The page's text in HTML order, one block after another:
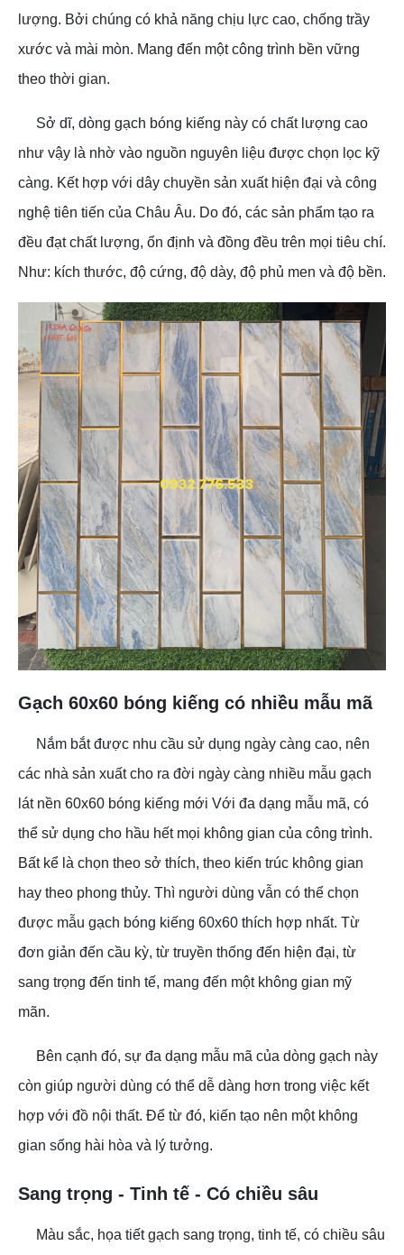
lượng. Bởi chúng có khả năng chịu lực cao, chống trầy
xước và mài mòn. Mang đến một công trình bền vững
theo thời gian.
Sở dĩ, dòng gạch bóng kiếng này có chất lượng cao
như vậy là nhờ vào nguồn nguyên liệu được chọn lọc kỹ
càng. Kết hợp với dây chuyền sản xuất hiện đại và công
nghệ tiên tiến của Châu Âu. Do đó, các sản phẩm tạo ra
đều đạt chất lượng, ổn định và đồng đều trên mọi tiêu chí.
Như: kích thước, độ cứng, độ dày, độ phủ men và độ bền.
Gạch 60x60 bóng kiếng có nhiều mẫu mã
Nắm bắt được nhu cầu sử dụng ngày càng cao, nên
các nhà sản xuất cho ra đời ngày càng nhiều mẫu gạch
lát nền 60x60 bóng kiếng mới Với đa dạng mẫu mã, có
thể sử dụng cho hầu hết mọi không gian của công trình.
Bất kể là chọn theo sở thích, theo kiến trúc không gian
hay theo phong thủy. Thì người dùng vẫn có thể chọn
được mẫu gạch bóng kiếng 60x60 thích hợp nhất. Từ
đơn giản đến cầu kỳ, từ truyền thống đến hiện đại, từ
sang trọng đến tinh tế, mang đến một không gian mỹ
mãn.
Bên cạnh đó, sự đa dạng mẫu mã của dòng gạch này
còn giúp người dùng có thể dễ dàng hơn trong việc kết
hợp với đồ nội thất. Để từ đó, kiến tạo nên một không
gian sống hài hòa và lý tưởng.
Sang trọng - Tinh tế - Có chiều sâu
Màu sắc, họa tiết gạch sang trọng, tinh tế, có chiều sâu